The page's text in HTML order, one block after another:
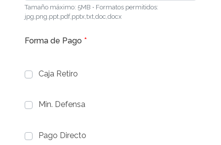
subir archivos
Tamaño máximo: 5MB · Formatos permitidos:
jpg,png,ppt,pdf,pptx,txt,doc,docx
Forma de Pago *
Caja Retiro
Min. Defensa
Pago Directo